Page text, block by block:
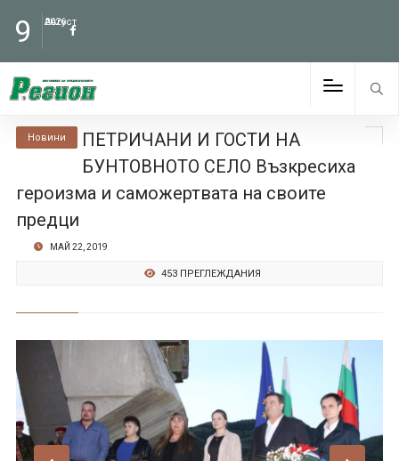
9 Август
2026
Новини
ПЕТРИЧАНИ И ГОСТИ НА
БУНТОВНОТО СЕЛО Възкресиха
героизма и саможертвата на своите
предци
МАЙ 22, 2019
453 ПРЕГЛЕЖДАНИЯ